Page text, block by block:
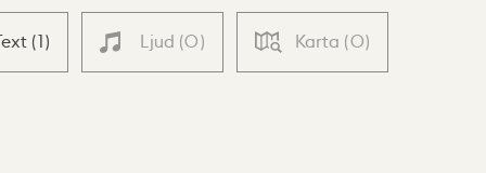
(1) Ljud (0) Karta (0)